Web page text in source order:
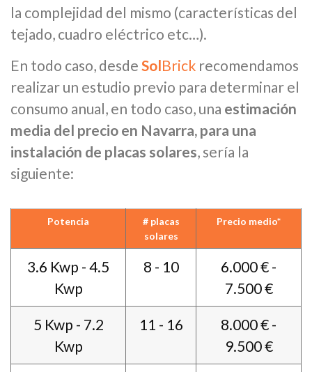
la complejidad del mismo (características del
tejado, cuadro eléctrico etc…).
En todo caso, desde SolBrick recomendamos
realizar un estudio previo para determinar el
consumo anual, en todo caso, una estimación
media del precio en Navarra, para una
instalación de placas solares, sería la
siguiente:
Potencia
# placas
solares
Precio medio*
3.6 Kwp - 4.5
Kwp
8 - 10
6.000 € -
7.500 €
5 Kwp - 7.2
Kwp
11 - 16
8.000 € -
9.500 €